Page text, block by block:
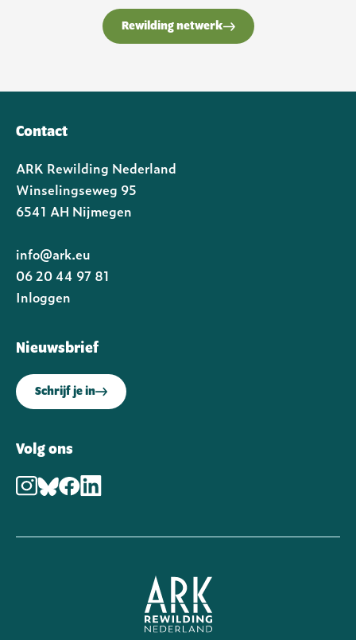
Rewilding netwerk
Contact
ARK Rewilding Nederland
Winselingseweg 95
6541 AH Nijmegen
info@ark.eu
06 20 44 97 81
Inloggen
Nieuwsbrief
Schrijf je in
Volg ons